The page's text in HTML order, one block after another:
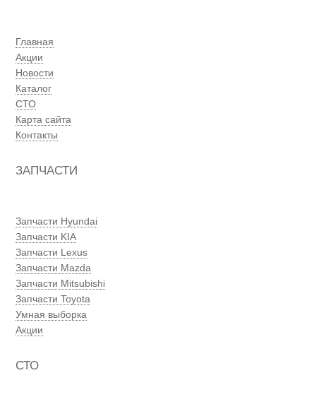
Главная
Акции
Новости
Каталог
СТО
Карта сайта
Контакты
ЗАПЧАСТИ
Запчасти Hyundai
Запчасти KIA
Запчасти Lexus
Запчасти Mazda
Запчасти Mitsubishi
Запчасти Toyota
Умная выборка
Акции
СТО